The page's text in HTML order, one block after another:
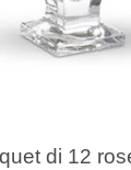
di 12